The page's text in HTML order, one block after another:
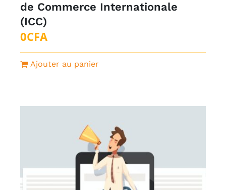
de Commerce Internationale
(ICC)
0CFA
Ajouter au panier